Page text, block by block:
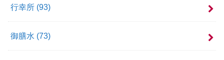
行幸所 (93)
御膳水 (73)